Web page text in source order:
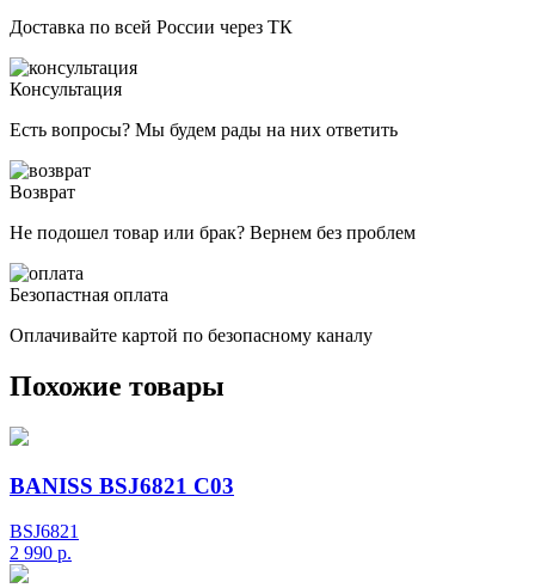
Доставка по всей России через ТК
Консультация
Есть вопросы? Мы будем рады на них ответить
Возврат
Не подошел товар или брак? Вернем без проблем
Безопастная оплата
Оплачивайте картой по безопасному каналу
Похожие товары
BANISS BSJ6821 C03
BSJ6821
2 990 р.